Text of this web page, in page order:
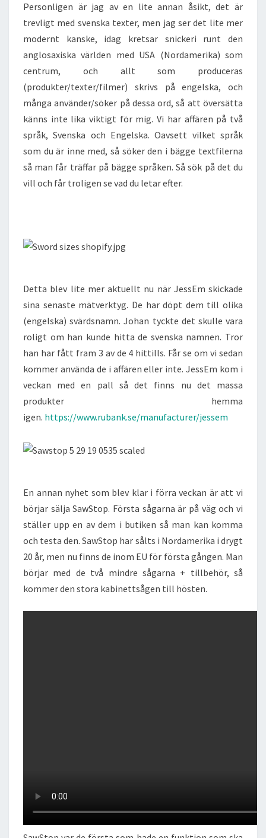
Personligen är jag av en lite annan åsikt, det är
trevligt med svenska texter, men jag ser det lite mer
modernt kanske, idag kretsar snickeri runt den
anglosaxiska världen med USA (Nordamerika) som
centrum, och allt som produceras
(produkter/texter/filmer) skrivs på engelska, och
många använder/söker på dessa ord, så att översätta
känns inte lika viktigt för mig. Vi har affären på två
språk, Svenska och Engelska. Oavsett vilket språk
som du är inne med, så söker den i bägge textfilerna
så man får träffar på bägge språken. Så sök på det du
vill och får troligen se vad du letar efter.
Detta blev lite mer aktuellt nu när JessEm skickade
sina senaste mätverktyg. De har döpt dem till olika
(engelska) svärdsnamn. Johan tyckte det skulle vara
roligt om han kunde hitta de svenska namnen. Tror
han har fått fram 3 av de 4 hittills. Får se om vi sedan
kommer använda de i affären eller inte. JessEm kom i
veckan med en pall så det finns nu det massa
produkter hemma
igen. https://www.rubank.se/manufacturer/jessem
En annan nyhet som blev klar i förra veckan är att vi
börjar sälja SawStop. Första sågarna är på väg och vi
ställer upp en av dem i butiken så man kan komma
och testa den. SawStop har sålts i Nordamerika i drygt
20 år, men nu finns de inom EU för första gången. Man
börjar med de två mindre sågarna + tillbehör, så
kommer den stora kabinettsågen till hösten.